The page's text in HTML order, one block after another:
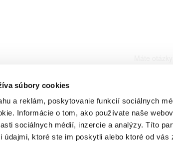
súbory cookies
a reklám, poskytovanie funkcií sociálnych
Informácie o tom, ako používate naše
sociálnych médií, inzercie a analýzy. Títo
ktoré ste im poskytli alebo ktoré od
GoldSafe
Bratislava